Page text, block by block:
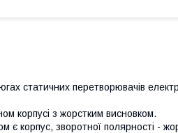
статичних перетворювачів
корпусі з жорстким висновком.
є корпус, зворотної полярності -